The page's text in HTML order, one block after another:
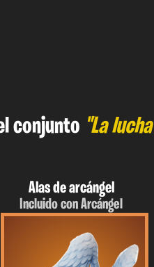
conjunto "La lucha
Alas de arcángel
Incluido con Arcángel